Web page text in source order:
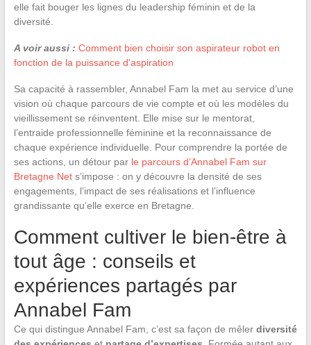
elle fait bouger les lignes du leadership féminin et de la
diversité.
A voir aussi : Comment bien choisir son aspirateur robot en
fonction de la puissance d'aspiration
Sa capacité à rassembler, Annabel Fam la met au service d’une
vision où chaque parcours de vie compte et où les modèles du
vieillissement se réinventent. Elle mise sur le mentorat,
l’entraide professionnelle féminine et la reconnaissance de
chaque expérience individuelle. Pour comprendre la portée de
ses actions, un détour par le parcours d’Annabel Fam sur
Bretagne Nets’impose : on y découvre la densité de ses
engagements, l’impact de ses réalisations et l’influence
grandissante qu’elle exerce en Bretagne.
Comment cultiver le bien-être à
tout âge : conseils et
expériences partagés par
Annabel Fam
Ce qui distingue Annabel Fam, c’est sa façon de mêler diversité